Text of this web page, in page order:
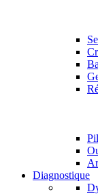
Diagnostique